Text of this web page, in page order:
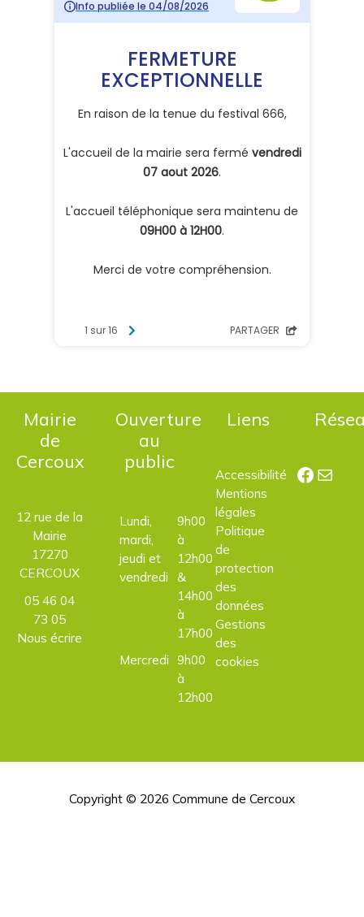
Mairie
de
Cercoux
12 rue de la
Mairie
17270
CERCOUX
05 46 04
73 05
Nous écrire
Ouverture
au
public
Lundi,
mardi,
jeudi et
vendredi
9h00
à
12h00
&
14h00
à
17h00
Mercredi 9h00
à
12h00
Liens
Accessibilité
Mentions
légales
Politique
de
protection
des
données
Gestions
des
cookies
E-mail
Copyright © 2026 Commune de Cercoux